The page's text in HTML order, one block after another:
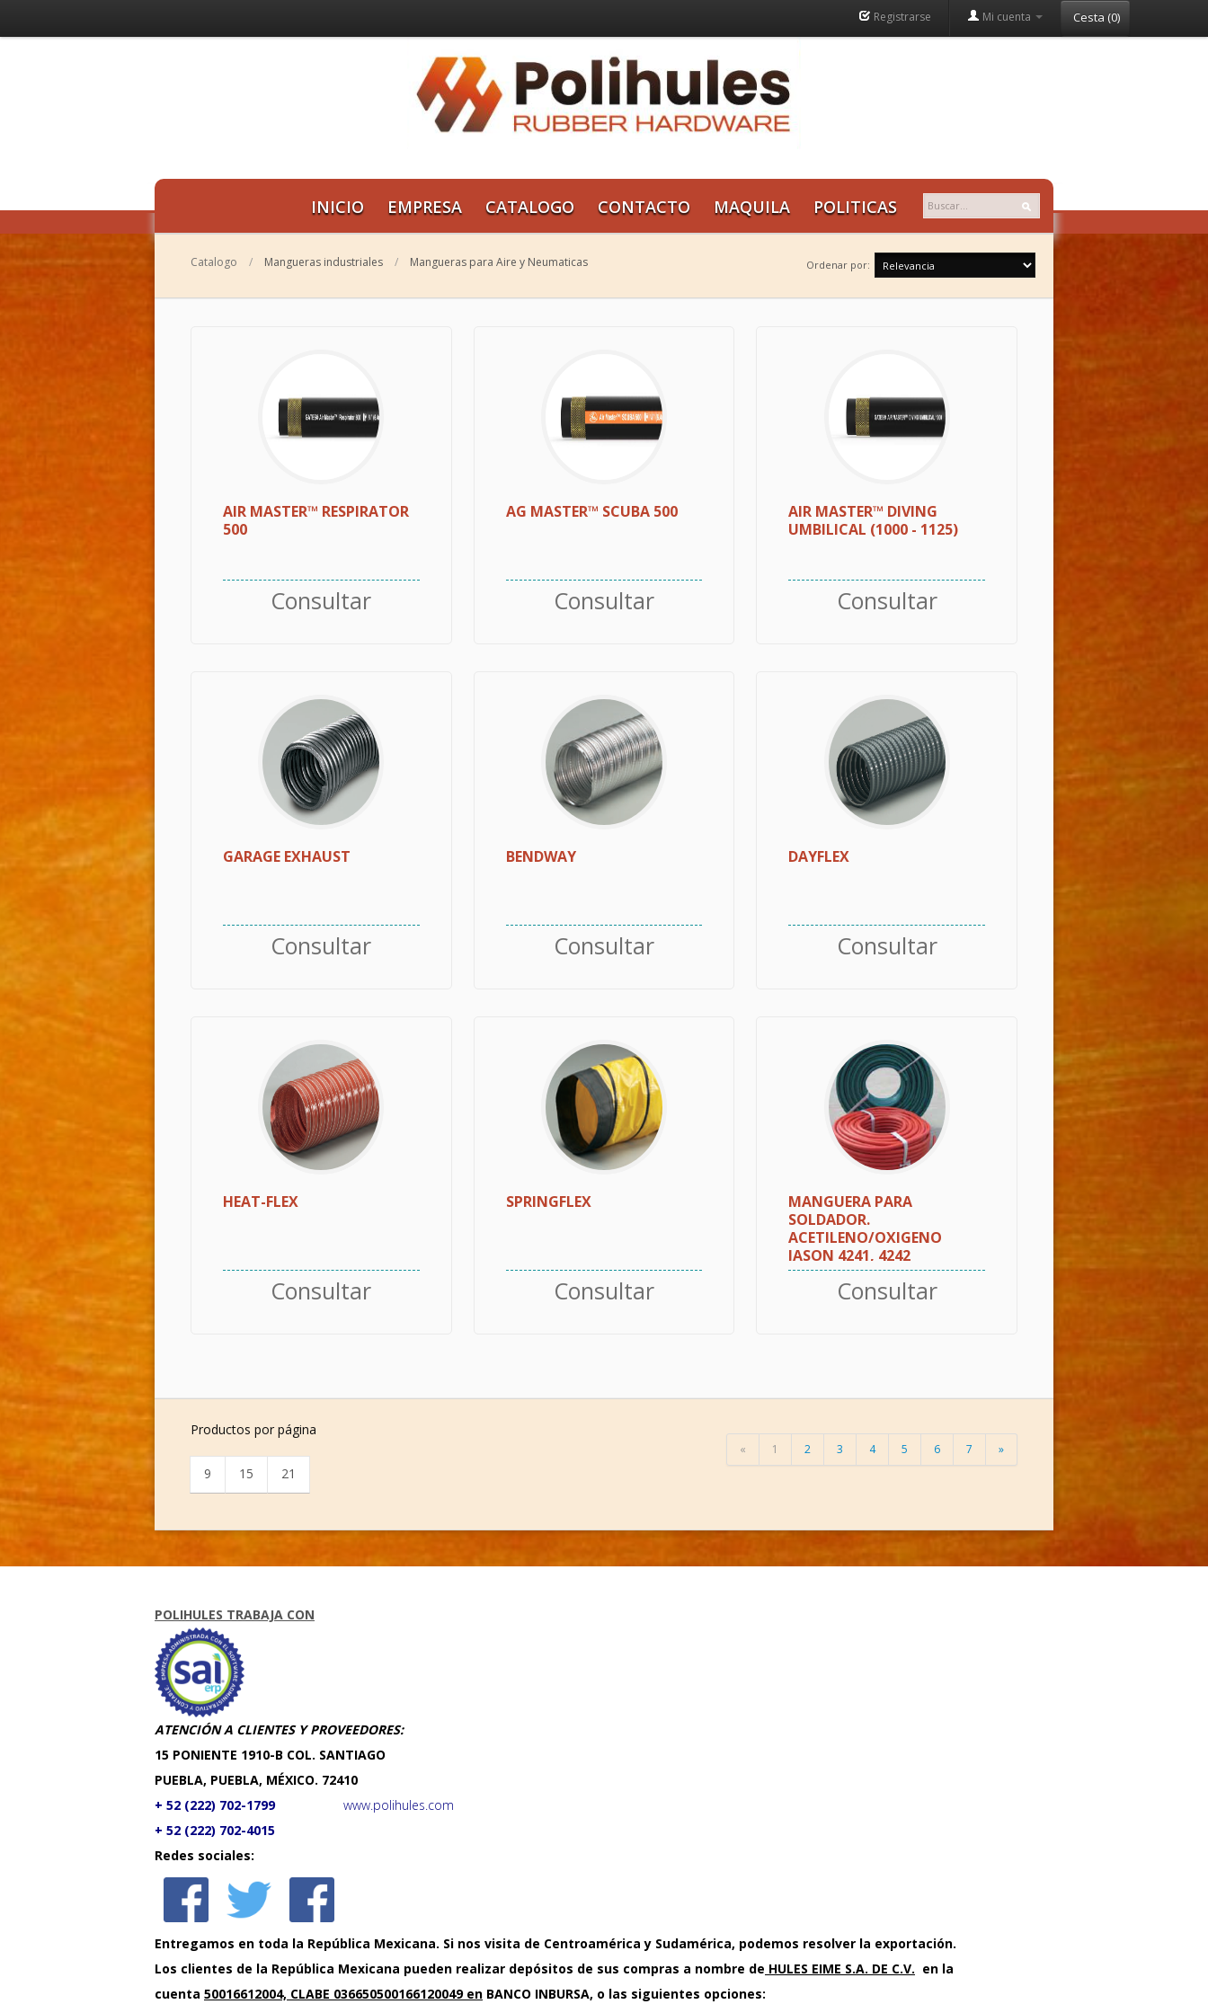
Cesta (0)
Registrarse Mi cuenta
INICIO EMPRESA CATALOGO CONTACTO MAQUILA POLITICAS
Catalogo / Mangueras industriales / Mangueras para Aire y Neumaticas Ordenar por:
AIR MASTER™ RESPIRATOR
500
Consultar
AG MASTER™ SCUBA 500
Consultar
AIR MASTER™ DIVING
UMBILICAL (1000 - 1125)
Consultar
GARAGE EXHAUST
Consultar
BENDWAY
Consultar
DAYFLEX
Consultar
HEAT-FLEX
Consultar
SPRINGFLEX
Consultar
MANGUERA PARA
SOLDADOR.
ACETILENO/OXIGENO
JASON 4241, 4242
Consultar
« 1 2 3 4 5 6 7 »
Productos por página
9 15 21
POLIHULES TRABAJA CON
ATENCIÓN A CLIENTES Y PROVEEDORES:
​15 PONIENTE 1910-B COL. SANTIAGO
PUEBLA, PUEBLA, MÉXICO. 72410
+ 52 (222) 702-1799
www.polihules.com
+ 52 (222) 702-4015
Redes sociales:
Entregamos en toda la República Mexicana. Si nos visita de Centroamérica y Sudamérica, podemos resolver la exportación.
Los clientes de la República Mexicana pueden realizar depósitos de sus compras a nombre de HULES EIME S.A. DE C.V. en la
cuenta 50016612004, CLABE 036650500166120049 en BANCO INBURSA, o las siguientes opciones: